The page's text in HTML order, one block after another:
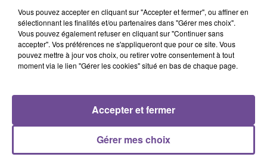
7897514
PUBLICITÉS
Vous pouvez accepter en cliquant sur "Accepter et fermer", ou affiner en
sélectionnant les finalités et/ou partenaires dans "Gérer mes choix".
Vous pouvez également refuser en cliquant sur "Continuer sans
accepter". Vos préférences ne s'appliqueront que pour ce site. Vous
pouvez mettre à jour vos choix, ou retirer votre consentement à tout
moment via le lien "Gérer les cookies" situé en bas de chaque page.
Gérer mes choix
Accepter et fermer